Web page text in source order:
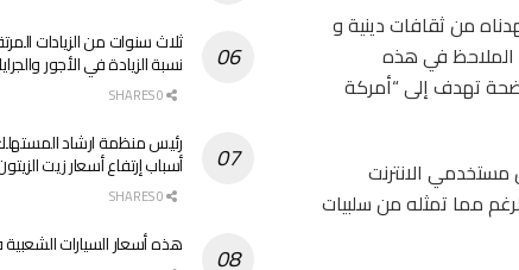
من ثقافات دينية و
الملاحظ في هذه
تهدف إلى “أمركة
و غرف الدردشة فتؤكد عدة احصائيات أن أكثر من 80% من مستخدمي الانترنت
مما تمثله من سلبيات
ثلاث سنوات من الزيادات
نسبة الزيادة في الأجور
رئيس منظمة ارشاد
أسباب إرتفاع أسعار زيت
هذه أسعار السيارات الشعبية